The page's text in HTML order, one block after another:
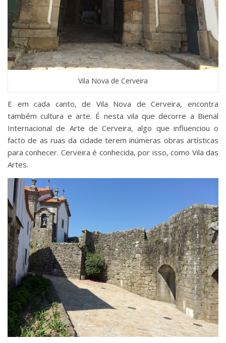
Vila Nova de Cerveira
E em cada canto, de Vila Nova de Cerveira, encontra
também cultura e arte. É nesta vila que decorre a Bienal
Internacional de Arte de Cerveira, algo que influenciou o
facto de as ruas da cidade terem inúmeras obras artísticas
para conhecer. Cerveira é conhecida, por isso, como Vila das
Artes.